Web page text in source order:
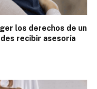
los derechos de un
recibir asesoría